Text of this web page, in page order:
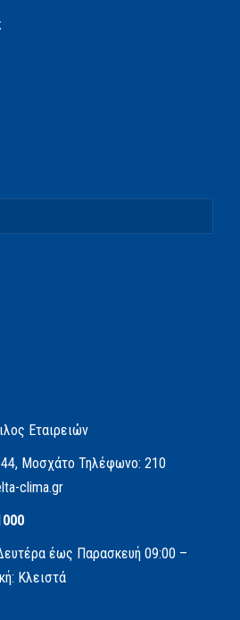
Εταιρειών
Μοσχάτο Τηλέφωνο: 210
clima.gr
έως Παρασκευή 09:00 –
Κλειστά